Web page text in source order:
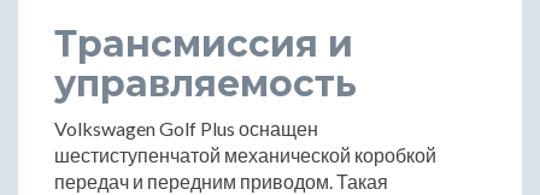
Трансмиссия и
управляемость
Volkswagen Golf Plus оснащен
шестиступенчатой механической коробкой
передач и передним приводом. Такая